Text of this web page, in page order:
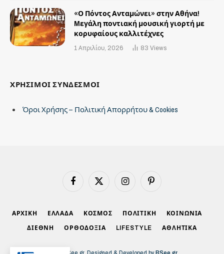
«Ο Πόντος Ανταμώνει» στην Αθήνα!
Mεγάλη ποντιακή μουσική γιορτή με
κορυφαίους καλλιτέχνες
1 Απριλίου, 2026 83 Views
ΧΡΗΣΙΜΟΙ ΣΥΝΔΕΣΜΟΙ
Όροι Χρήσης – Πολιτική Απορρήτου & Cookies
Facebook X
Instagram Pinterest
ΑΡΧΙΚΗ ΕΛΛΑΔΑ ΚΟΣΜΟΣ ΠΟΛΙΤΙΚΗ ΚΟΙΝΩΝΙΑ
ΔΙΕΘΝΗ ΟΡΘΟΔΟΞΙΑ LIFESTYLE ΑΘΛΗΤΙΚΑ